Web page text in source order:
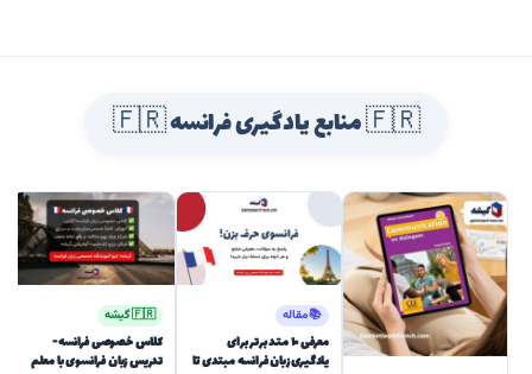
🇫🇷 منابع یادگیری فرانسه 🇫🇷
📚 مقاله
معرفی ۱۰ متد برتر برای
یادگیری زبان فرانسه مبتدی تا
🇫🇷 گیشه
کلاس خصوصی فرانسه -
تدریس زبان فرانسوی با معلم